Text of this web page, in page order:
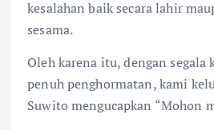
kesalahan baik secara lahir
sesama.
Oleh karena itu, dengan segala
penuh penghormatan, kami
Suwito mengucapkan “Mohon